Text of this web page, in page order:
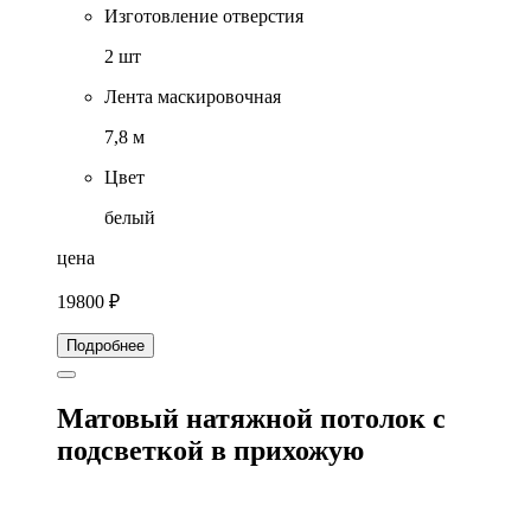
Изготовление отверстия
2 шт
Лента маскировочная
7,8 м
Цвет
белый
цена
19800 ₽
Подробнее
Матовый натяжной потолок с
подсветкой в прихожую